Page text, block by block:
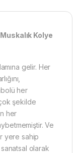
Kolye
gelir. Her
her
şekilde
her
Ve
yere sahip
olarak